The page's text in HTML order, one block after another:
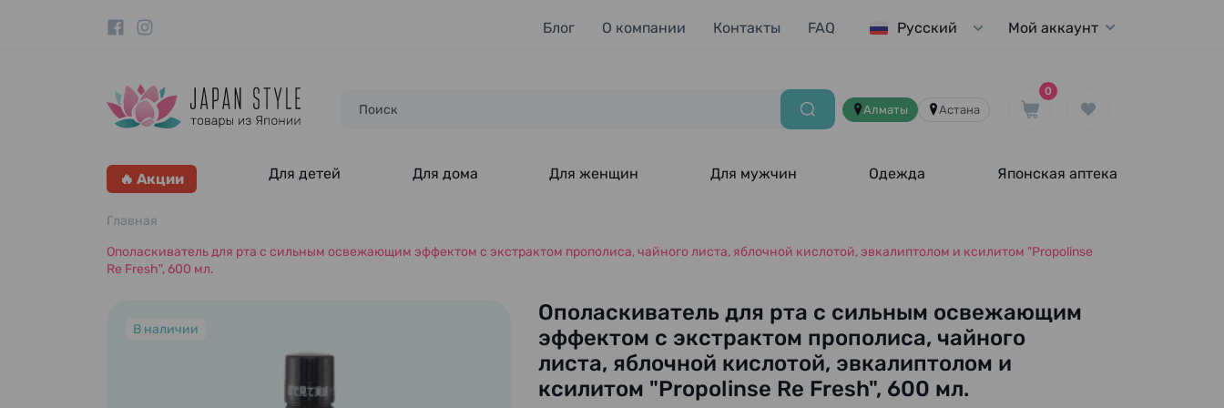
Алматы Астана
0
Блог О компании Контакты FAQ Русский Мой аккаунт
🔥 Акции Для детей Для дома Для женщин Для мужчин Одежда Японская аптека
Главная
Ополаскиватель для рта с сильным освежающим эффектом с экстрактом прополиса, чайного листа, яблочной кислотой, эвкалиптолом и ксилитом "Propolinse
Re Fresh", 600 мл.
В наличии
Ополаскиватель для рта с сильным освежающим
эффектом с экстрактом прополиса, чайного
листа, яблочной кислотой, эвкалиптолом и
ксилитом "Propolinse Re Fresh", 600 мл.